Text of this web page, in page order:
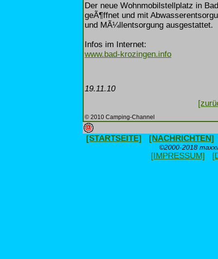
Der neue Wohnmobilstellplatz in
geÃ¶ffnet und mit
und MÃ¼llentsorgung ausgestattet.
Infos im Internet:
www.bad-krozingen.info
19.11.10
© 2010 Camping-Channel
[STARTSEITE] [NACHRICHTEN]
©2000-2018
[IMPRESSUM]